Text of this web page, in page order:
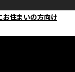
お住まいの方向け